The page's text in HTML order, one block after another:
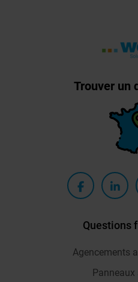
Trouver un
Questions
Agencements